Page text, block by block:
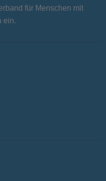
für Menschen mit
ein.